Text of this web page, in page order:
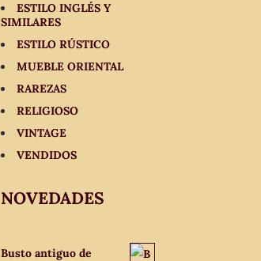
ESTILO INGLÉS Y
SIMILARES
ESTILO RÚSTICO
MUEBLE ORIENTAL
RAREZAS
RELIGIOSO
VINTAGE
VENDIDOS
NOVEDADES
Busto antiguo de